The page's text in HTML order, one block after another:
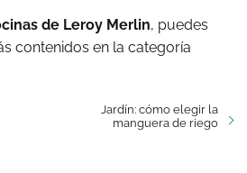
de Leroy Merlin, puedes
contenidos en la categoría
Jardín: cómo elegir la
manguera de riego